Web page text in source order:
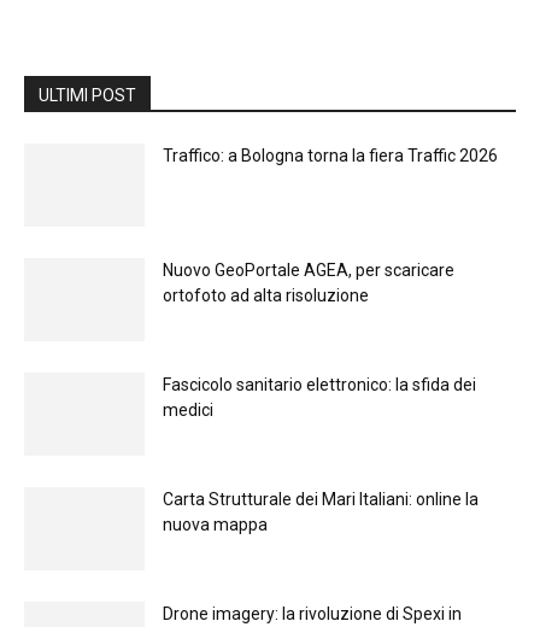
ULTIMI POST
Traffico: a Bologna torna la fiera Traffic 2026
Nuovo GeoPortale AGEA, per scaricare
ortofoto ad alta risoluzione
Fascicolo sanitario elettronico: la sfida dei
medici
Carta Strutturale dei Mari Italiani: online la
nuova mappa
Drone imagery: la rivoluzione di Spexi in